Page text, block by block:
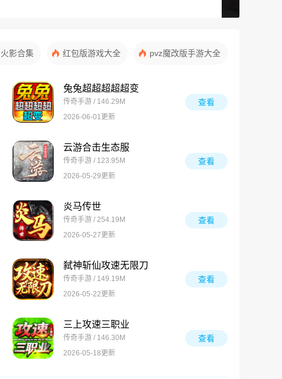
影合集 红包版游戏大全 pvz魔改版手游大全
兔兔超超超超超变
传奇手游 / 146.29M
2026-06-01更新
查看
云游合击生态服
传奇手游 / 123.95M
2026-05-29更新
查看
炎马传世
传奇手游 / 254.19M
2026-05-27更新
查看
弑神斩仙攻速无限刀
传奇手游 / 149.19M
2026-05-22更新
查看
三上攻速三职业
传奇手游 / 146.30M
2026-05-18更新
查看